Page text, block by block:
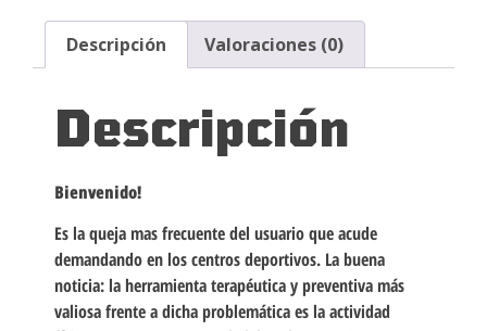
Descripción Valoraciones (0)
Descripción
Bienvenido!
Es la queja mas frecuente del usuario que acude
demandando en los centros deportivos. La buena
noticia: la herramienta terapéutica y preventiva más
valiosa frente a dicha problemática es la actividad